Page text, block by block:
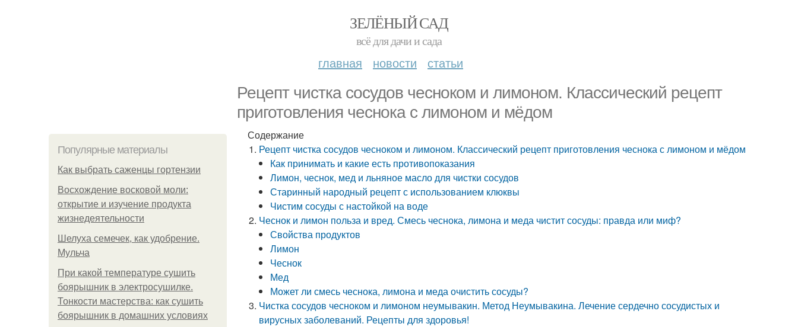
ЗЕЛЁНЫЙ САД
всё для дачи и сада
главная новости статьи
Рецепт чистка сосудов чесноком и лимоном. Классический рецепт
приготовления чеснока с лимоном и мёдом
Популярные материалы
Как выбрать саженцы гортензии
Восхождение восковой моли:
открытие и изучение продукта
жизнедеятельности
Шелуха семечек, как удобрение.
Мульча
При какой температуре сушить
боярышник в электросушилке.
Тонкости мастерства: как сушить
боярышник в домашних условиях
Содержание
Рецепт чистка сосудов чесноком и лимоном. Классический рецепт приготовления чеснока с лимоном и мёдом
Как принимать и какие есть противопоказания
Лимон, чеснок, мед и льняное масло для чистки сосудов
Старинный народный рецепт с использованием клюквы
Чистим сосуды с настойкой на воде
Чеснок и лимон польза и вред. Смесь чеснока, лимона и меда чистит сосуды: правда или миф?
Свойства продуктов
Лимон
Чеснок
Мед
Может ли смесь чеснока, лимона и меда очистить сосуды?
Чистка сосудов чесноком и лимоном неумывакин. Метод Неумывакина. Лечение сердечно сосудистых и
вирусных заболеваний. Рецепты для здоровья!